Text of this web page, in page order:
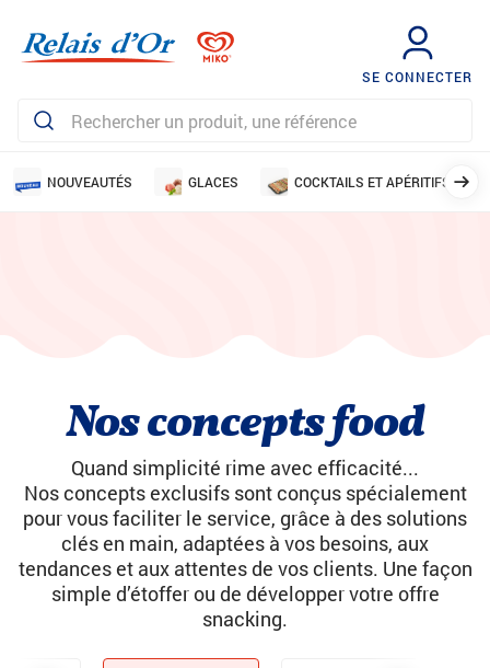
SE CONNECTER
NOUVEAUTÉS GLACES COCKTAILS ET APÉRITIFS
Nos concepts food
Quand simplicité rime avec efficacité...
Nos concepts exclusifs sont conçus spécialement
pour vous faciliter le service, grâce à des solutions
clés en main, adaptées à vos besoins, aux
tendances et aux attentes de vos clients. Une façon
simple d’étoffer ou de développer votre offre
snacking.